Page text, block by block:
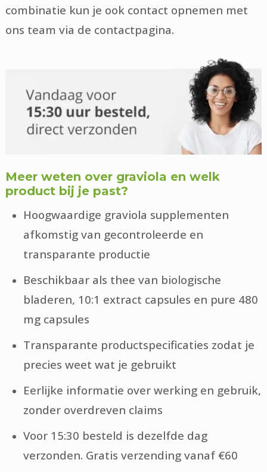
combinatie kun je ook contact opnemen met
ons team via de contactpagina.
Meer weten over graviola en welk
product bij je past?
Hoogwaardige graviola supplementen
afkomstig van gecontroleerde en
transparante productie
Beschikbaar als thee van biologische
bladeren, 10:1 extract capsules en pure 480
mg capsules
Transparante productspecificaties zodat je
precies weet wat je gebruikt
Eerlijke informatie over werking en gebruik,
zonder overdreven claims
Voor 15:30 besteld is dezelfde dag
verzonden. Gratis verzending vanaf €60